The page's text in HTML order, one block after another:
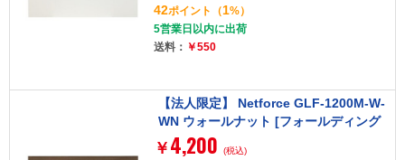
42ポイント （1%）
5営業日以内に出荷
送料： ￥550
【法人限定】 Netforce GLF-1200M-W-
WN ウォールナット [フォールディング
テーブル用幕板 (幅1200mm用)]
￥ 4,200 (税込)